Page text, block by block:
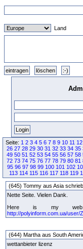
Land
Seite: 1 2 3 4 5 6 7 8 9 10 11 12
26 27 28 29 30 31 32 33 34 35
49 50 51 52 53 54 55 56 57 58
72 73 74 75 76 77 78 79 80 81
95 96 97 98 99 100 101 102
113 114 115 116 117 118 119
(645) Tommy aus Asia
Nette Seite. Vielen Dank.
Here is my
http://polyinform.com.ua/user/
(644) Martha aus South
wettanbieter lizenz